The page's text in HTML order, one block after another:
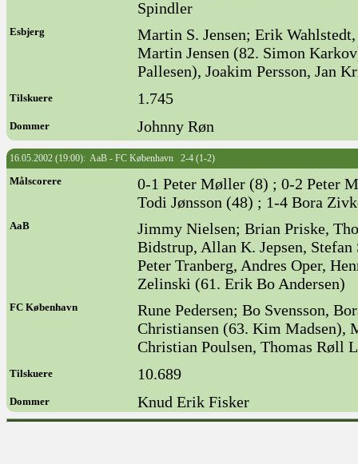
Spindler
Esbjerg
Martin S. Jensen; Erik
Martin Jensen (82. Simon
Pallesen), Joakim Persson, Jan
Tilskuere 1.745
Dommer Johnny Røn
16.05.2002 (19:00): AaB - FC København 2-4 (1-2)
Målscorere
0-1 Peter Møller (8) ; 0-2 Peter
Todi Jønsson (48) ; 1-4 Bora
AaB
Jimmy Nielsen; Brian Priske,
Bidstrup, Allan K. Jepsen,
Peter Tranberg, Andres Oper,
Zelinski (61. Erik Bo Andersen)
FC København
Rune Pedersen; Bo Svensson,
Christiansen (63. Kim Madsen),
Christian Poulsen, Thomas Røll
Tilskuere 10.689
Dommer Knud Erik Fisker